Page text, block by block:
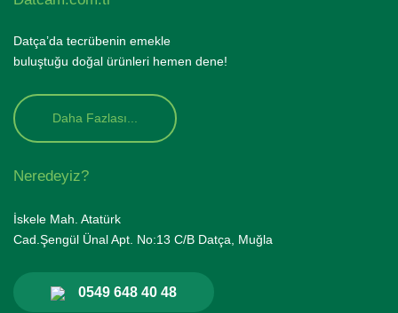
Datça’da tecrübenin emekle
buluştuğu doğal ürünleri hemen dene!
Daha Fazlası...
Neredeyiz?
İskele Mah. Atatürk
Cad.Şengül Ünal Apt. No:13 C/B Datça, Muğla
0549 648 40 48